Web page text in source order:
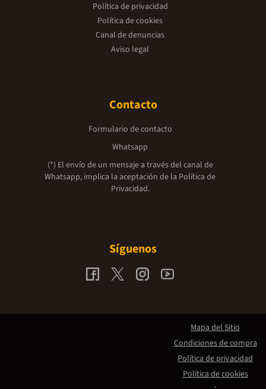
Política de privacidad
Política de cookies
Canal de denuncias
Aviso legal
Contacto
Formulario de contacto
Whatsapp
(*) El envío de un mensaje a través del canal de
Whatsapp, implica la aceptación de la Política de
Privacidad.
Síguenos
Mapa del Sitio
Condiciones de compra
Política de privacidad
Política de cookies